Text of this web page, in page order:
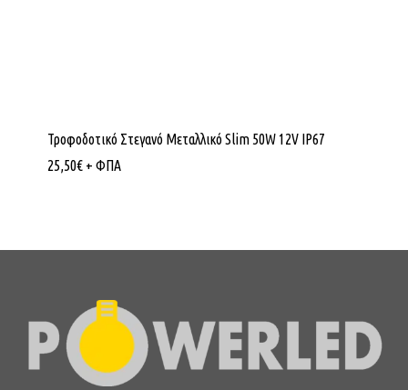
Τροφοδοτικό Στεγανό Μεταλλικό Slim 50W 12V IP67
25,50€ + ΦΠΑ